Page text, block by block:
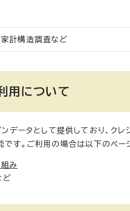
計構造調査など
用について
ータとして提供しており、クレ
です。ご利用の場合は以下のペー
み
ど